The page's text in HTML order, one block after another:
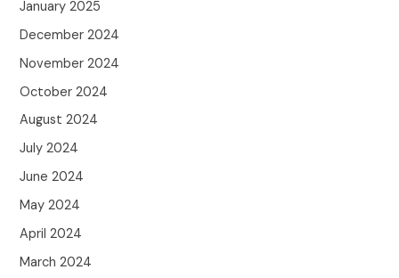
January 2025
December 2024
November 2024
October 2024
August 2024
July 2024
June 2024
May 2024
April 2024
March 2024